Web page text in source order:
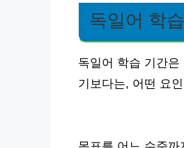
독일어 학
독일어 학습 기간은
기보다는, 어떤 요